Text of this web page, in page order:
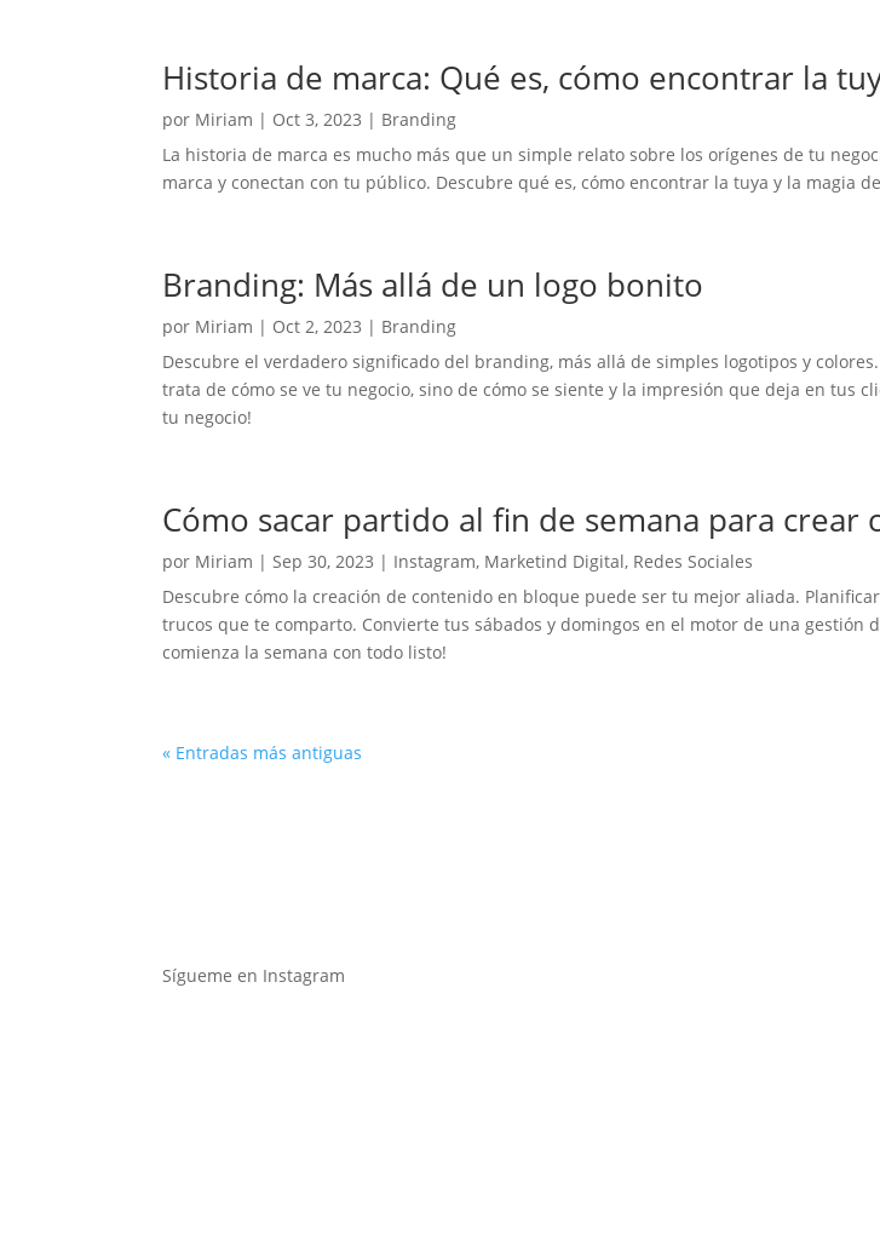
Historia de marca: Qué es, cómo encontrar la
por Miriam | Oct 3, 2023 | Branding
La historia de marca es mucho más que un simple relato sobre los orígenes de tu
marca y conectan con tu público. Descubre qué es, cómo encontrar la tuya y la magia
Branding: Más allá de un logo bonito
por Miriam | Oct 2, 2023 | Branding
Descubre el verdadero significado del branding, más allá de simples logotipos y
trata de cómo se ve tu negocio, sino de cómo se siente y la impresión que deja en tus
tu negocio!
Cómo sacar partido al fin de semana para crear
por Miriam | Sep 30, 2023 | Instagram, Marketind Digital, Redes Sociales
Descubre cómo la creación de contenido en bloque puede ser tu mejor aliada.
trucos que te comparto. Convierte tus sábados y domingos en el motor de una gestión
comienza la semana con todo listo!
« Entradas más antiguas
Sígueme en Instagram